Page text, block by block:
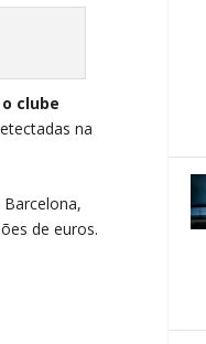
o clube
na
de euros.